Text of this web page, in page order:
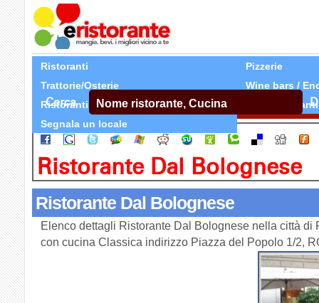
Ristoranti
Pizzerie
Trattorie/Osterie
Wine bars /
Ristoranti Etnici
Tutti Ristoranti
Segnala un locale
Cerca
Ristorante Dal Bolognese
Ristorante Dal Bolognese
Elenco dettagli Ristorante Dal Bolognese nella città di
con cucina Classica indirizzo Piazza del Popolo 1/2,